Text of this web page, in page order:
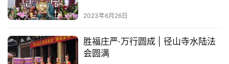
专
公
2023年6月26日
胜福庄严·万行圆成 | 径山寺水陆法
会圆满